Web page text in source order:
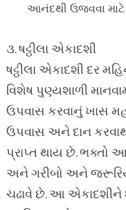
આનંદથી ઉજવવા
૩. ષટ્ઠીલા એકાદશી
ષટ્ઠીલા એકાદશી દર
વિશેષ પુણ્યશાળી
ઉપવાસ કરવાનું ખાસ
ઉપવાસ અને દાન
પ્રાપ્ત થાય છે. ભક્તો
અને ગરીબો અને
ચઢાવે છે. આ એકાદશીને